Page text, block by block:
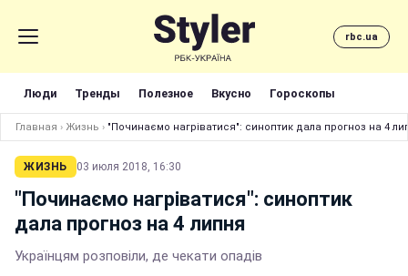
rbc.ua
Люди Тренды Полезное Вкусно Гороскопы
Главная › Жизнь › "Починаємо нагріватися": синоптик дала прогноз на 4
ЖИЗНЬ 03 июля 2018, 16:30
"Починаємо нагріватися": синоптик
дала прогноз на 4 липня
Українцям розповіли, де чекати опадів